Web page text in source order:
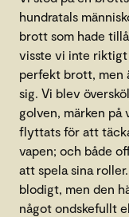
hundratals
brott som hade
visste vi inte
perfekt brott, men
sig. Vi blev
golven, märken på
flyttats för att
vapen; och både
att spela sina
blodigt, men den
något ondskefullt